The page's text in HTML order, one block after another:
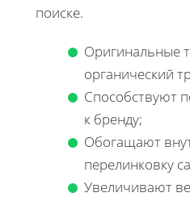
поиске.
Оригинальные
органический
Способствуют
к бренду;
Обогащают
перелинковку
Увеличивают